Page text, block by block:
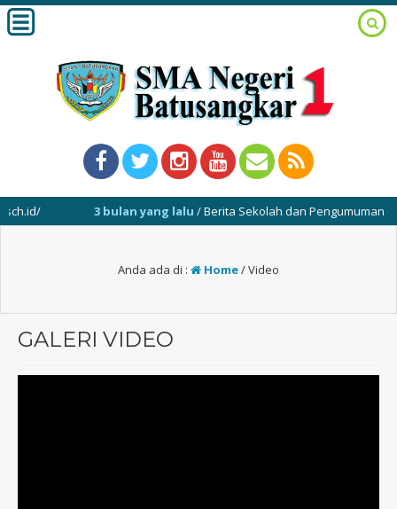
3 bulan yang lalu / Berita Sekolah dan Pengumuman (04-
Anda ada di : Home/Video
GALERI VIDEO